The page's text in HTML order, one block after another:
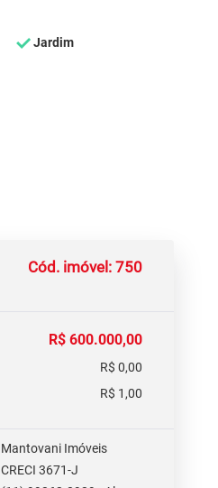
Jardim
Cód. imóvel: 750
R$ 600.000,00
R$ 0,00
R$ 1,00
Mantovani Imóveis
CRECI 3671-J